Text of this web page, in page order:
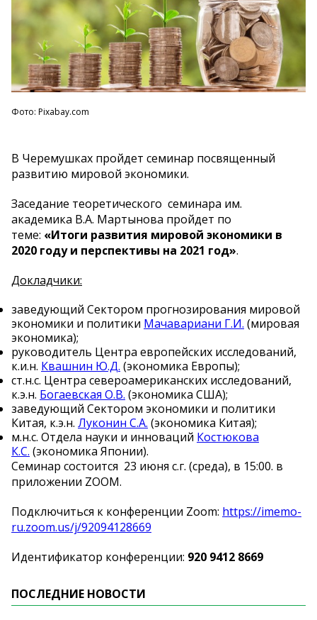
Фото: Pixabay.com
В Черемушках пройдет семинар посвященный
развитию мировой экономики.
Заседание теоретического семинара им.
академика В.А. Мартынова пройдет по
теме: «Итоги развития мировой экономики в
2020 году и перспективы на 2021 год».
Докладчики:
заведующий Сектором прогнозирования мировой
экономики и политики Мачавариани Г.И. (мировая
экономика);
руководитель Центра европейских исследований,
к.и.н. Квашнин Ю.Д. (экономика Европы);
ст.н.с. Центра североамериканских исследований,
к.э.н. Богаевская О.В. (экономика США);
заведующий Сектором экономики и политики
Китая, к.э.н. Луконин С.А. (экономика Китая);
м.н.с. Отдела науки и инноваций Костюкова
К.С. (экономика Японии).
Семинар состоится 23 июня с.г. (среда), в 15:00. в
приложении ZOOM.
Подключиться к конференции Zoom: https://imemo-
ru.zoom.us/j/92094128669
Идентификатор конференции: 920 9412 8669
ПОСЛЕДНИЕ НОВОСТИ